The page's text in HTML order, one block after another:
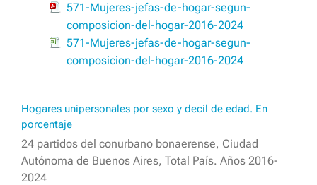
571-Mujeres-jefas-de-hogar-segun-
composicion-del-hogar-2016-2024
571-Mujeres-jefas-de-hogar-segun-
composicion-del-hogar-2016-2024
Hogares unipersonales por sexo y decil de edad. En
porcentaje
24 partidos del conurbano bonaerense, Ciudad
Autónoma de Buenos Aires, Total País. Años 2016-
2024